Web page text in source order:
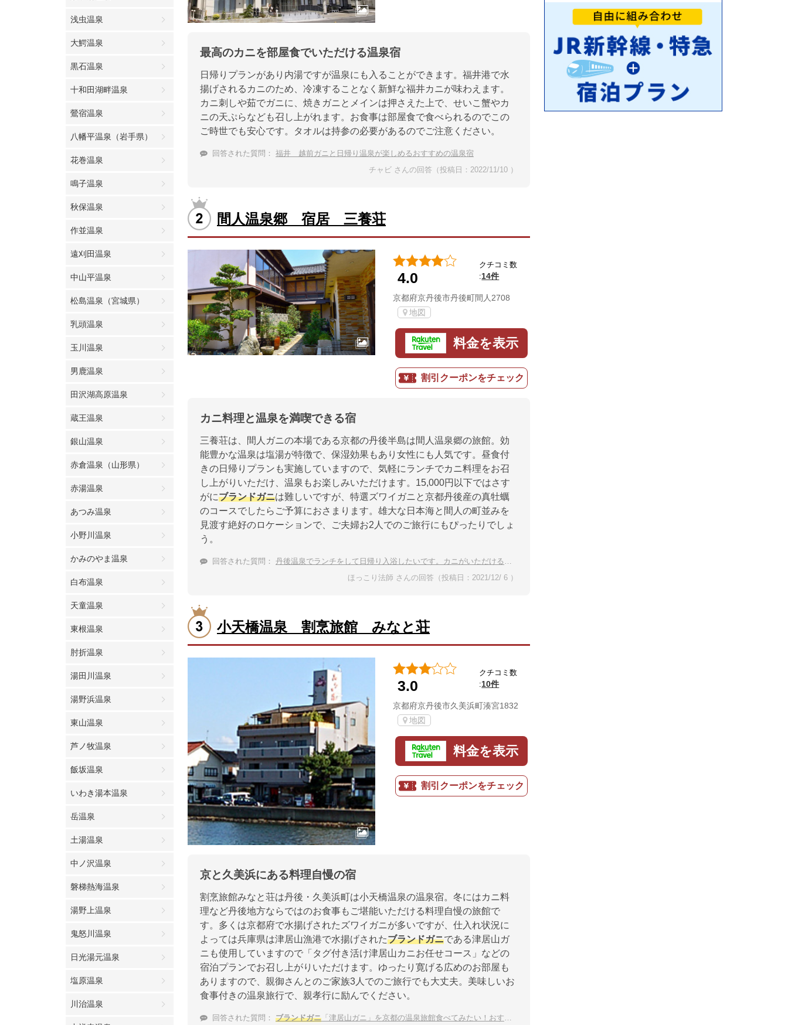
浅虫温泉
大鰐温泉
黒石温泉
十和田湖畔温泉
鶯宿温泉
八幡平温泉（岩手県）
花巻温泉
鳴子温泉
秋保温泉
作並温泉
遠刈田温泉
中山平温泉
松島温泉（宮城県）
乳頭温泉
玉川温泉
男鹿温泉
田沢湖高原温泉
蔵王温泉
銀山温泉
赤倉温泉（山形県）
赤湯温泉
あつみ温泉
小野川温泉
かみのやま温泉
白布温泉
天童温泉
東根温泉
肘折温泉
湯田川温泉
湯野浜温泉
東山温泉
芦ノ牧温泉
飯坂温泉
いわき湯本温泉
岳温泉
土湯温泉
中ノ沢温泉
磐梯熱海温泉
湯野上温泉
鬼怒川温泉
日光湯元温泉
塩原温泉
川治温泉
最高のカニを部屋食でいただける温泉宿
日帰りプランがあり内湯ですが温泉にも入ることができます。福井港で水
揚げされるカニのため、冷凍することなく新鮮な福井カニが味わえます。
カニ刺しや茹でガニに、焼きガニとメインは押さえた上で、せいこ蟹やカ
ニの天ぷらなども召し上がれます。お食事は部屋食で食べられるのでこの
ご時世でも安心です。タオルは持参の必要があるのでご注意ください。
回答された質問： 福井 越前ガニと日帰り温泉が楽しめるおすすめの温泉宿
チャビ さんの回答（投稿日：2022/11/10 ）
間人温泉郷 宿居 三養荘
4.0
クチコミ数
:14件
京都府京丹後市丹後町間人2708
地図
料金を表示
割引クーポンをチェック
カニ料理と温泉を満喫できる宿
三養荘は、間人ガニの本場である京都の丹後半島は間人温泉郷の旅館。効
能豊かな温泉は塩湯が特徴で、保湿効果もあり女性にも人気です。昼食付
きの日帰りプランも実施していますので、気軽にランチでカニ料理をお召
し上がりいただけ、温泉もお楽しみいただけます。15,000円以下ではさす
がにブランドガニは難しいですが、特選ズワイガニと京都丹後産の真牡蠣
のコースでしたらご予算におさまります。雄大な日本海と間人の町並みを
見渡す絶好のロケーションで、ご夫婦お2人でのご旅行にもぴったりでしょ
う。
回答された質問： 丹後温泉でランチをして日帰り入浴したいです。カニがいただける温泉宿は？
ほっこり法師 さんの回答（投稿日：2021/12/ 6 ）
小天橋温泉 割烹旅館 みなと荘
3.0
クチコミ数
:10件
京都府京丹後市久美浜町湊宮1832
地図
料金を表示
割引クーポンをチェック
京と久美浜にある料理自慢の宿
割烹旅館みなと荘は丹後・久美浜町は小天橋温泉の温泉宿。冬にはカニ料
理など丹後地方ならではのお食事もご堪能いただける料理自慢の旅館で
す。多くは京都府で水揚げされたズワイガニが多いですが、仕入れ状況に
よっては兵庫県は津居山漁港で水揚げされたブランドガニである津居山ガ
ニも使用していますので「タグ付き活け津居山カニお任せコース」などの
宿泊プランでお召し上がりいただけます。ゆったり寛げる広めのお部屋も
ありますので、親御さんとのご家族3人でのご旅行でも大丈夫。美味しいお
食事付きの温泉旅行で、親孝行に励んでください。
回答された質問： ブランドガニ 「津居山ガニ」を京都の温泉旅館食べてみたい！おすすめの温泉宿は？